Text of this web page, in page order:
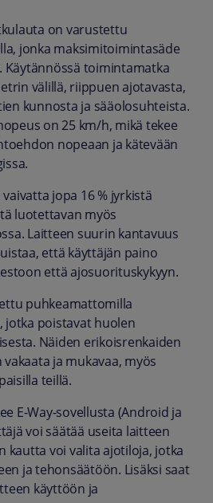
on varustettu
jonka maksimitoimintasäde
Käytännössä toimintamatka
välillä, riippuen ajotavasta,
kunnosta ja sääolosuhteista.
on 25 km/h, mikä tekee
nopeaan ja kätevään
jopa 16 % jyrkistä
luotettavan myös
Laitteen suurin kantavuus
että käyttäjän paino
että ajosuorituskykyyn.
puhkeamattomilla
jotka poistavat huolen
Näiden erikoisrenkaiden
ja mukavaa, myös
teillä.
E-Way-sovellusta (Android ja
voi säätää useita laitteen
kautta voi valita ajotiloja, jotka
ja tehonsäätöön. Lisäksi saat
käyttöön ja